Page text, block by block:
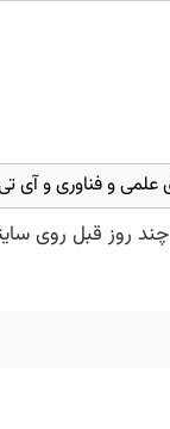
و فناوری و آی
روز قبل روی